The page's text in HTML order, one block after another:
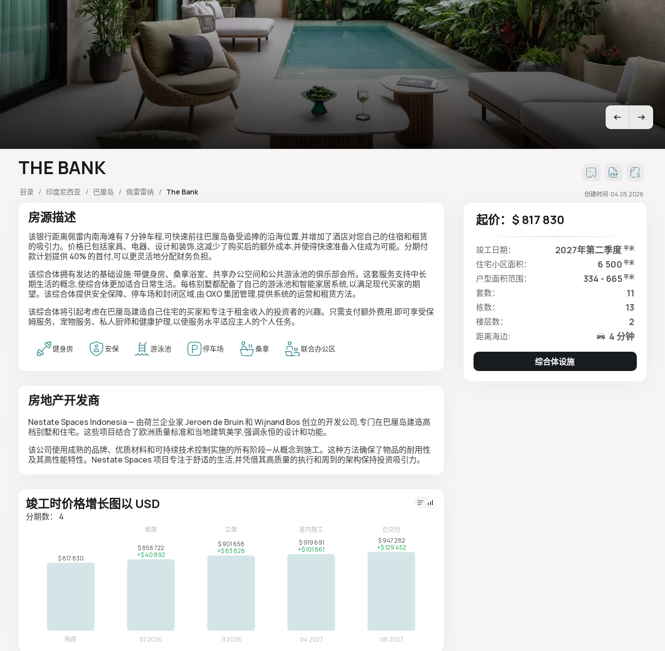
THE BANK
目录 印度尼西亚 巴厘岛 佩雷雷纳 The Bank 创建时间: 04.05.2026
房源描述
该银行距离佩雷内南海滩有 7 分钟车程,可快速前往巴厘岛备受追捧的沿海位置,并增加了酒店对您自己的住宿和租赁
的吸引力。价格已包括家具、电器、设计和装饰,这减少了购买后的额外成本,并使得快速准备入住成为可能。分期付
款计划提供 40% 的首付,可以更灵活地分配财务负担。
该综合体拥有发达的基础设施:带健身房、桑拿浴室、共享办公空间和公共游泳池的俱乐部会所。这套服务支持中长
期生活的概念,使综合体更加适合日常生活。每栋别墅都配备了自己的游泳池和智能家居系统,以满足现代买家的期
望。该综合体提供安全保障、停车场和封闭区域,由 OXO 集团管理,提供系统的运营和租赁方法。
该综合体将引起考虑在巴厘岛建造自己住宅的买家和专注于租金收入的投资者的兴趣。只需支付额外费用,即可享受保
姆服务、宠物服务、私人厨师和健康护理,以使服务水平适应主人的个人任务。
健身房 安保 游泳池 停车场 桑拿 联合办公区
房地产开发商
Nestate Spaces Indonesia — 由荷兰企业家 Jeroen de Bruin 和 Wijnand Bos 创立的开发公司,专门在巴厘岛建造高
档别墅和住宅。这些项目结合了欧洲质量标准和当地建筑美学,强调永恒的设计和功能。
该公司使用成熟的品牌、优质材料和可持续技术控制实施的所有阶段—从概念到施工。这种方法确保了物品的耐用性
及其高性能特性。Nestate Spaces 项目专注于舒适的生活,并凭借其高质量的执行和周到的架构保持投资吸引力。
竣工时价格增长图以 USD
分期数： 4
起价：$ 817 830
竣工日期： 2027年第二季度 平米
住宅小区面积： 6 500 平米
户型面积范围： 334 - 665平米
套数： 11
栋数： 13
楼层数： 2
距离海边: 4 分钟
综合体设施